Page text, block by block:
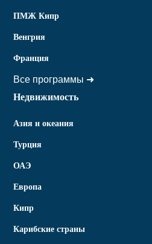
ПМЖ Кипр
Венгрия
Франция
Все программы ➜
Недвижимость
Азия и океания
Турция
ОАЭ
Европа
Кипр
Карибские страны